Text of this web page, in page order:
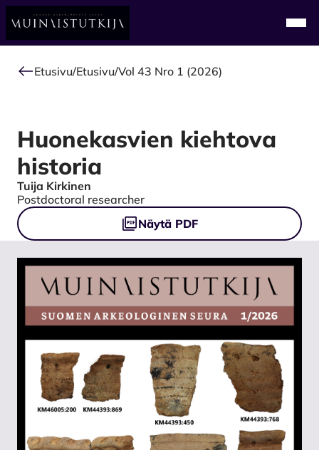
Alkuun
Etusivu/Etusivu/Vol 43 Nro 1 (2026)
Huonekasvien kiehtova
historia
Authors
Tuija Kirkinen
Postdoctoral researcher
Tiedostot
Näytä PDF